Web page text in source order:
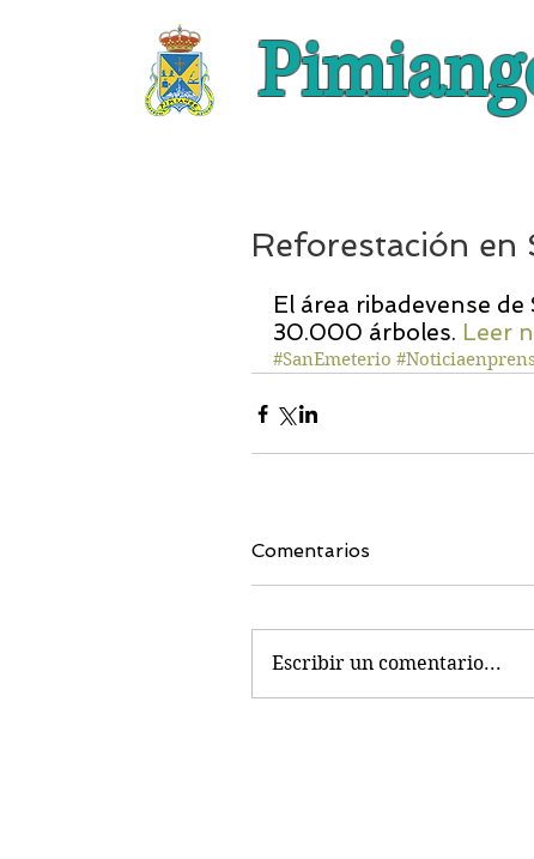
Reforestación en
El área ribadevense
30.000 árboles. Leer
#SanEmeterio
Comentarios
Escribir un comentario...